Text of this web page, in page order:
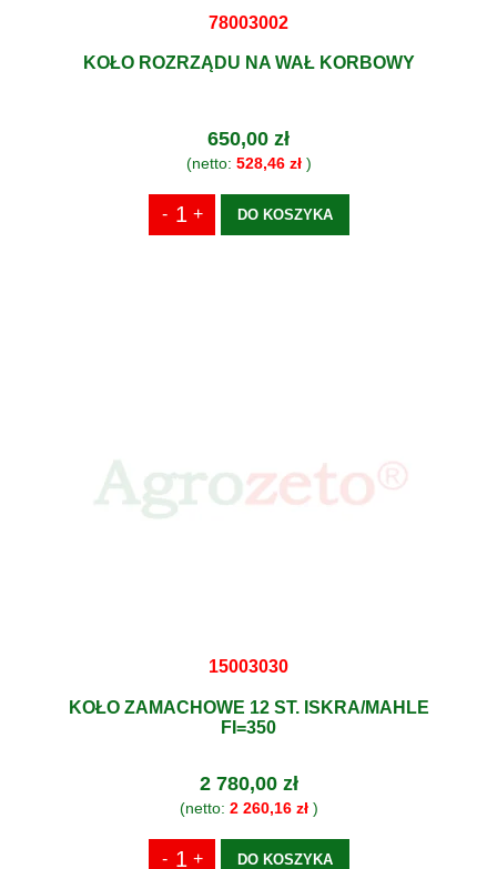
78003002
KOŁO ROZRZĄDU NA WAŁ KORBOWY
650,00 zł
(netto: 528,46 zł)
DO KOSZYKA
15003030
KOŁO ZAMACHOWE 12 ST. ISKRA/MAHLE
FI=350
2 780,00 zł
(netto: 2 260,16 zł)
DO KOSZYKA